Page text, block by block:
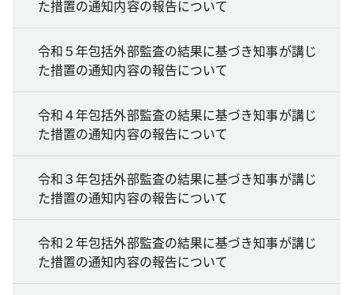
た措置の通知内容の報告について
令和５年包括外部監査の結果に基づき知事が講じ
た措置の通知内容の報告について
令和４年包括外部監査の結果に基づき知事が講じ
た措置の通知内容の報告について
令和３年包括外部監査の結果に基づき知事が講じ
た措置の通知内容の報告について
令和２年包括外部監査の結果に基づき知事が講じ
た措置の通知内容の報告について